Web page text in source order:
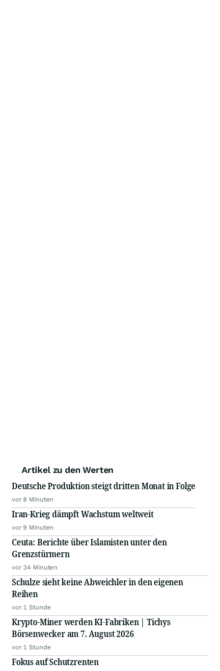
Artikel zu den Werten
Deutsche Produktion steigt dritten Monat in Folge
vor 8 Minuten
Iran-Krieg dämpft Wachstum weltweit
vor 9 Minuten
Ceuta: Berichte über Islamisten unter den
Grenzstürmern
vor 34 Minuten
Schulze sieht keine Abweichler in den eigenen
Reihen
vor 1 Stunde
Krypto-Miner werden KI-Fabriken | Tichys
Börsenwecker am 7. August 2026
vor 1 Stunde
Fokus auf Schutzrenten